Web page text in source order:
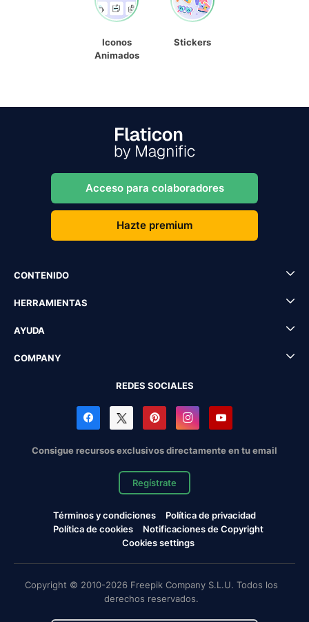
Iconos
Animados
Stickers
Acceso para colaboradores
Hazte premium
CONTENIDO
HERRAMIENTAS
AYUDA
COMPANY
REDES SOCIALES
Consigue recursos exclusivos directamente en tu email
Regístrate
Términos y condiciones
Política de privacidad
Política de cookies
Notificaciones de Copyright
Cookies settings
Copyright © 2010-2026 Freepik Company S.L.U. Todos los
derechos reservados.